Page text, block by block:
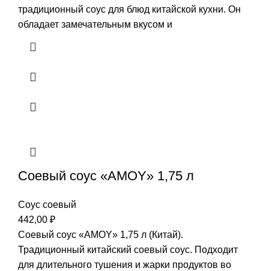
традиционный соус для блюд китайской кухни. Он
обладает замечательным вкусом и
Соевый соус «AMOY» 1,75 л
Соус соевый
442,00 ₽
Соевый соус «AMOY» 1,75 л (Китай).
Традиционный китайский соевый соус. Подходит
для длительного тушения и жарки продуктов во